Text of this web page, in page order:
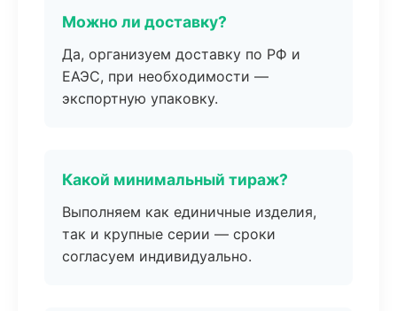
Можно ли доставку?
Да, организуем доставку по РФ и
ЕАЭС, при необходимости —
экспортную упаковку.
Какой минимальный тираж?
Выполняем как единичные изделия,
так и крупные серии — сроки
согласуем индивидуально.